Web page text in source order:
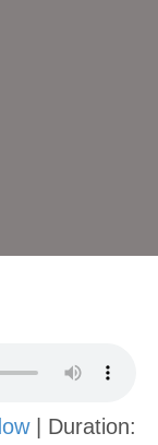
| Duration: